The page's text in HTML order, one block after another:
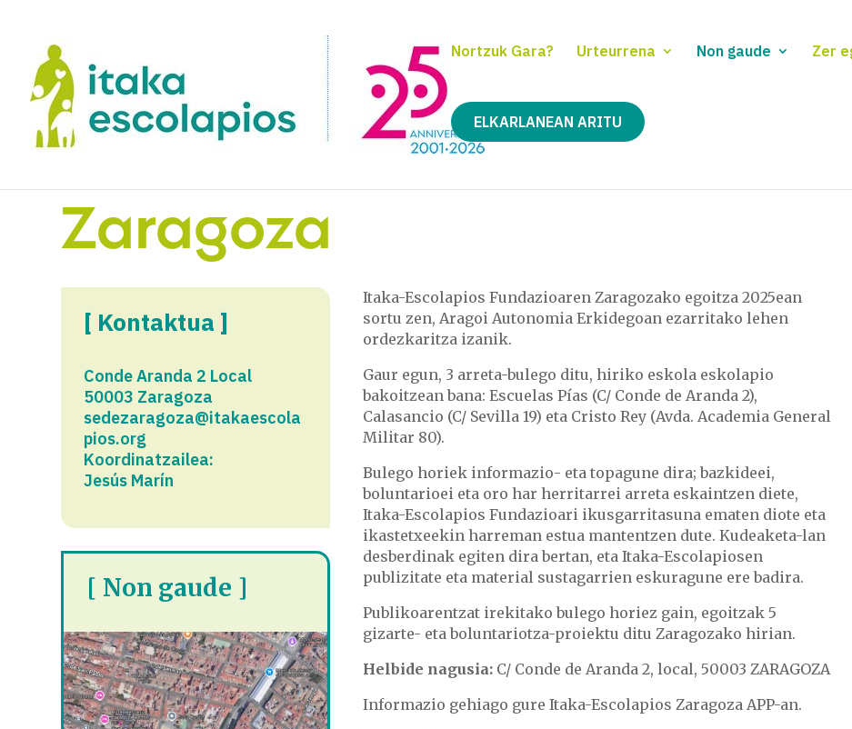
Nortzuk Gara? Urteurrena Non gaude Zer
ELKARLANEAN ARITU
Zaragoza
[ Kontaktua ]
Conde Aranda 2 Local
50003 Zaragoza
sedezaragoza@itakaescola
pios.org
Koordinatzailea:
Jesús Marín
[ Non gaude ]
Itaka-Escolapios Fundazioaren Zaragozako egoitza 2025ean
sortu zen, Aragoi Autonomia Erkidegoan ezarritako lehen
ordezkaritza izanik.
Gaur egun, 3 arreta-bulego ditu, hiriko eskola eskolapio
bakoitzean bana: Escuelas Pías (C/ Conde de Aranda 2),
Calasancio (C/ Sevilla 19) eta Cristo Rey (Avda. Academia General
Militar 80).
Bulego horiek informazio- eta topagune dira; bazkideei,
boluntarioei eta oro har herritarrei arreta eskaintzen diete,
Itaka-Escolapios Fundazioari ikusgarritasuna ematen diote eta
ikastetxeekin harreman estua mantentzen dute. Kudeaketa-lan
desberdinak egiten dira bertan, eta Itaka-Escolapiosen
publizitate eta material sustagarrien eskuragune ere badira.
Publikoarentzat irekitako bulego horiez gain, egoitzak 5
gizarte- eta boluntariotza-proiektu ditu Zaragozako hirian.
Helbide nagusia:C/ Conde de Aranda 2, local, 50003 ZARAGOZA
Informazio gehiago gure Itaka-Escolapios Zaragoza APP-an.